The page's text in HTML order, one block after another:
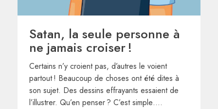
Satan, la seule personne à
ne jamais croiser !
Certains n’y croient pas, d’autres le voient
partout ! Beaucoup de choses ont été dites à
son sujet. Des dessins effrayants essaient de
l’illustrer. Qu’en penser ? C’est simple….